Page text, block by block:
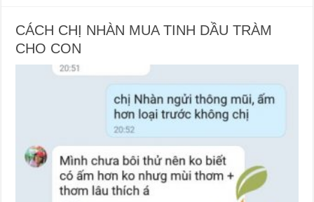
CÁCH CHỊ NHÀN MUA TINH DẦU TRÀM
CHO CON